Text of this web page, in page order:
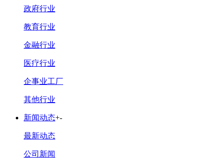
政府行业
教育行业
金融行业
医疗行业
企事业工厂
其他行业
新闻动态+-
最新动态
公司新闻